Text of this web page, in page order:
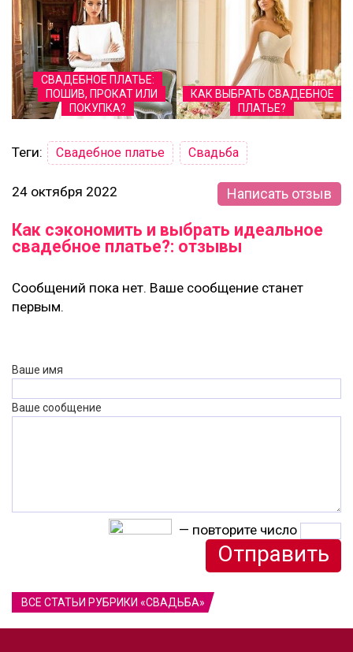
СВАДЕБНОЕ ПЛАТЬЕ:
ПОШИВ, ПРОКАТ ИЛИ
ПОКУПКА?
КАК ВЫБРАТЬ СВАДЕБНОЕ
ПЛАТЬЕ?
Теги: Свадебное платье Свадьба
24 октября 2022 Написать отзыв
Как сэкономить и выбрать идеальное
свадебное платье?: отзывы
Сообщений пока нет. Ваше сообщение станет
первым.
Ваше имя
Ваше сообщение
— повторите число
ВСЕ СТАТЬИ РУБРИКИ «СВАДЬБА»